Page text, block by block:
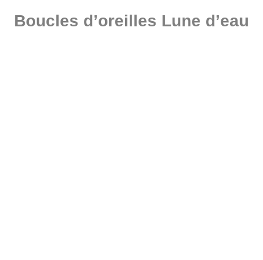
Boucles d’oreilles Lune d’eau